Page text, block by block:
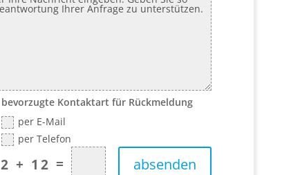
bevorzugte Kontaktart für Rückmeldung
per E-Mail
per Telefon
2 + 12 = absenden